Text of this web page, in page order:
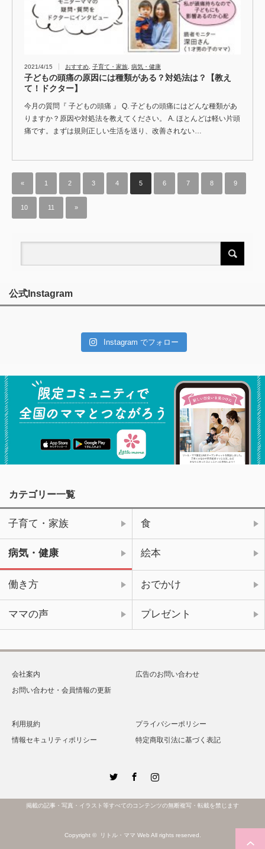
2021/4/15 おすすめ 子育て・家族 病気・健康
子どもの頭痛の原因には種類がある？対処法は？【教え
て！ドクター】
今月の質問『 子どもの頭痛 』 Q. 子どもの頭痛にはどんな種類があ
りますか？原因や対処法を教えてください。 A. ほとんどは軽い片頭
痛です。まずは規則正しい生活を送り、改善されない…
« 1 2 3 4 5 6 7 8 9
10 11 »
公式Instagram
Instagram でフォロー
カテゴリー一覧
子育て・家族 食
病気・健康 絵本
働き方 おでかけ
ママの声 プレゼント
会社案内
広告のお問い合わせ
お問い合わせ・会員情報の更新
利用規約
プライバシーポリシー
情報セキュリティポリシー
特定商取引法に基づく表記
Instagram
掲載の記事・写真・イラスト等すべてのコンテンツの無断複写・転載を禁じます
Copyright © リトル・ママ Web All rights reserved.